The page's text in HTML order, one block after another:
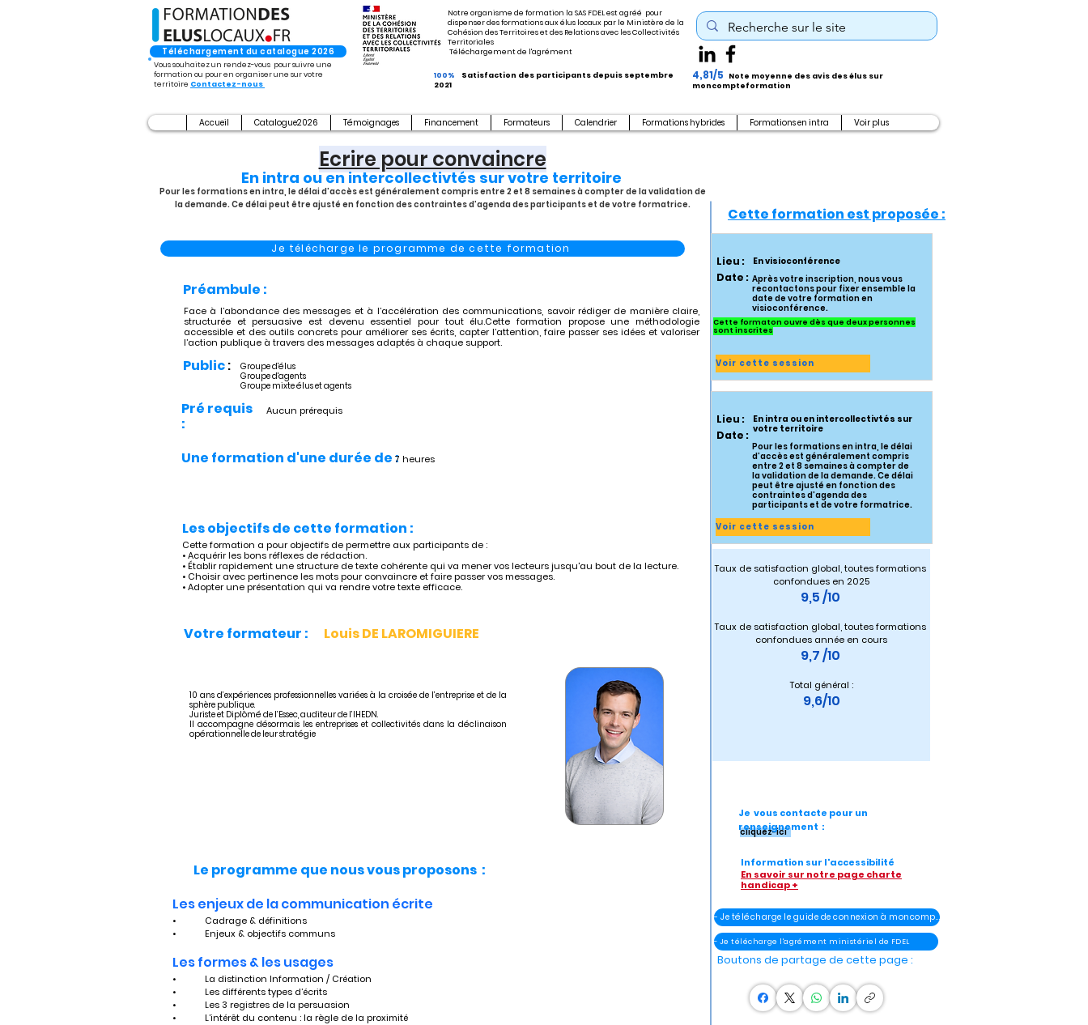
Téléchargement du catalogue 2026
Vous souhaitez un rendez-vous pour suivre une
formation ou pour en organiser une sur votre
territoire Contactez-nous
Notre organisme de formation la SAS FDEL est agréé pour
dispenser des formations aux élus locaux par le Ministère de la
Cohésion des Territoires et des Relations avec les Collectivités
Territoriales
Téléchargement de l'agrément
100% Satisfaction des participants depuis septembre
2021
4,81/5
Note moyenne des avis des élus sur
moncompteformation
Accueil Catalogue2026 Témoignages Financement Formateurs Calendrier Formations hybrides Formations en intra Voir plus
Ecrire pour convaincre
En intra ou en intercollectivtés sur votre territoire
Pour les formations en intra, le délai d’accès est généralement compris entre 2 et 8 semaines à compter de la validation de
la demande. Ce délai peut être ajusté en fonction des contraintes d’agenda des participants et de votre formatrice.
Préambule :
Face à l’abondance des messages et à l’accélération des communications, savoir rédiger de manière claire,
structurée et persuasive est devenu essentiel pour tout élu.Cette formation propose une méthodologie
accessible et des outils concrets pour améliorer ses écrits, capter l’attention, faire passer ses idées et valoriser
l’action publique à travers des messages adaptés à chaque support.
Public:
Groupe d'élus
Groupe d'agents
Groupe mixte élus et agents
Pré requis
:
Aucun prérequis
Une formation d'une durée de :7 heures
Les objectifs de cette formation :
Cette formation a pour objectifs de permettre aux participants de :
• Acquérir les bons réflexes de rédaction.
• Établir rapidement une structure de texte cohérente qui va mener vos lecteurs jusqu'au bout de la lecture.
• Choisir avec pertinence les mots pour convaincre et faire passer vos messages.
• Adopter une présentation qui va rendre votre texte efficace.
Votre formateur : Louis DE LAROMIGUIERE
10 ans d’expériences professionnelles variées à la croisée de l’entreprise et de la
sphère publique.
Juriste et Diplômé de l’Essec, auditeur de l’IHEDN.
Il accompagne désormais les entreprises et collectivités dans la déclinaison
opérationnelle de leur stratégie
Le programme que nous vous proposons :
Les enjeux de la communication écrite
•	Cadrage & définitions
•	Enjeux & objectifs communs
Les formes & les usages
•	La distinction Information / Création
•	Les différents types d’écrits
•	Les 3 registres de la persuasion
•	L’intérêt du contenu : la règle de la proximité
Je télécharge le programme de cette formation
Cette formation est proposée :
En visioconférence
Après votre inscription, nous vous
recontactons pour fixer ensemble la
date de votre formation en
visioconférence.
Lieu :
Date :
Cette formaton ouvre dès que deux personnes
sont inscrites
Voir cette session
En intra ou en intercollectivtés sur
votre territoire
Pour les formations en intra, le délai
d’accès est généralement compris
entre 2 et 8 semaines à compter de
la validation de la demande. Ce délai
peut être ajusté en fonction des
contraintes d’agenda des
participants et de votre formatrice.
Lieu :
Date :
Voir cette session
Taux de satisfaction global, toutes formations
confondues en 2025
9,5 /10
Taux de satisfaction global, toutes formations
confondues année en cours
9,7 /10
Total général :
9,6/10
cliquez-ici
Je vous contacte pour un
renseignement :
Information sur l'accessibilité
En savoir sur notre page charte
handicap +
- Je télécharge le guide de connexion à moncompteélu
- Je télécharge l'agrément ministériel de FDEL
Boutons de partage de cette page :